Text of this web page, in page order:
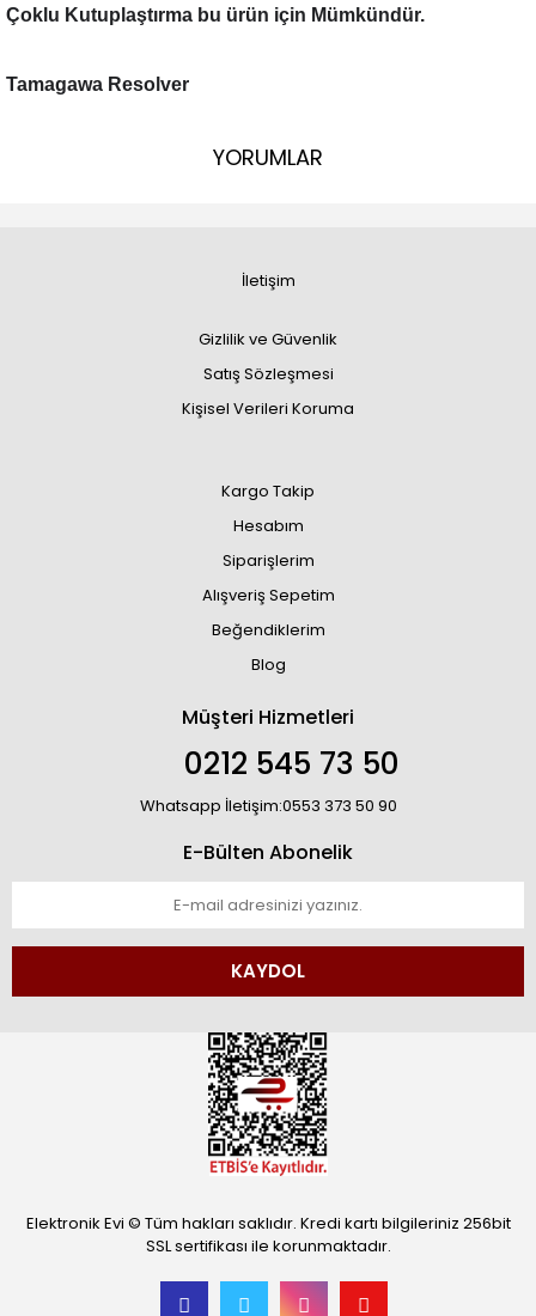
Çoklu Kutuplaştırma bu ürün için Mümkündür.
Tamagawa Resolver
YORUMLAR
İletişim
Gizlilik ve Güvenlik
Satış Sözleşmesi
Kişisel Verileri Koruma
Kargo Takip
Hesabım
Siparişlerim
Alışveriş Sepetim
Beğendiklerim
Blog
Müşteri Hizmetleri
0212 545 73 50
Whatsapp İletişim:0553 373 50 90
E-Bülten Abonelik
KAYDOL
Elektronik Evi © Tüm hakları saklıdır. Kredi kartı bilgileriniz 256bit
SSL sertifikası ile korunmaktadır.